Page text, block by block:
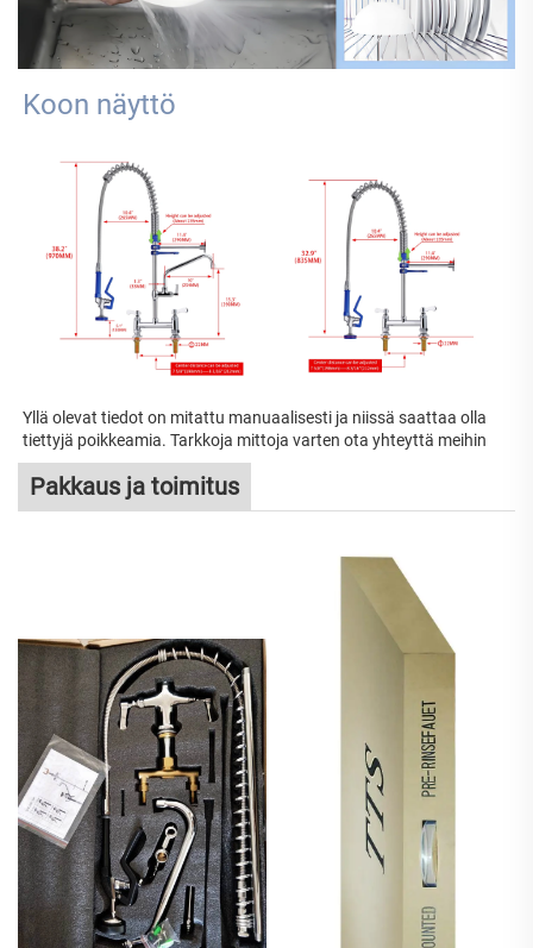
Koon näyttö
Yllä olevat tiedot on mitattu manuaalisesti ja niissä saattaa olla
tiettyjä poikkeamia. Tarkkoja mittoja varten ota yhteyttä meihin
Pakkaus ja toimitus